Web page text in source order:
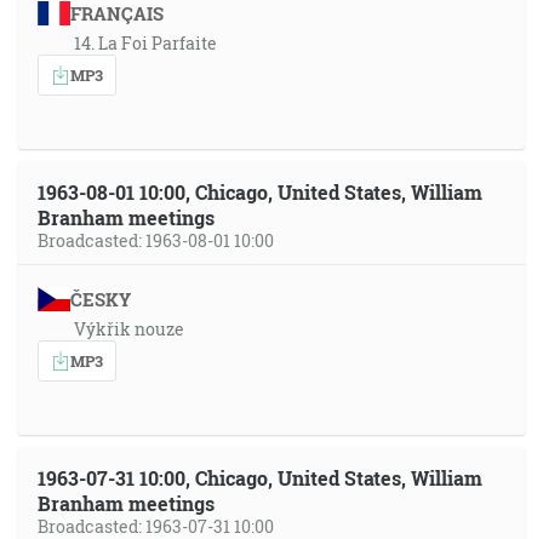
FRANÇAIS
14. La Foi Parfaite
MP3
1963-08-01 10:00, Chicago, United States, William
Branham meetings
Broadcasted: 1963-08-01 10:00
ČESKY
Výkřik nouze
MP3
1963-07-31 10:00, Chicago, United States, William
Branham meetings
Broadcasted: 1963-07-31 10:00